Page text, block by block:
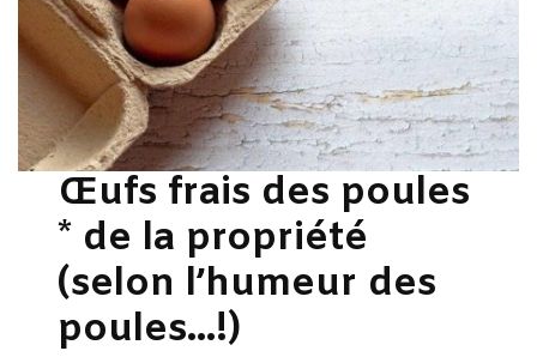
Œufs frais des poules
* de la propriété
(selon l’humeur des
poules…!)